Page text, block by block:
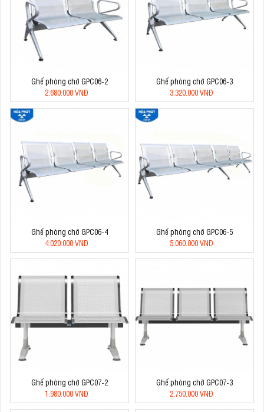
Ghế phòng chờ GPC06-2
2.680.000 VNĐ
Ghế phòng chờ GPC06-3
3.320.000 VNĐ
Ghế phòng chờ GPC06-4
4.020.000 VNĐ
Ghế phòng chờ GPC06-5
5.060.000 VNĐ
Ghế phòng chờ GPC07-2
1.980.000 VNĐ
Ghế phòng chờ GPC07-3
2.750.000 VNĐ